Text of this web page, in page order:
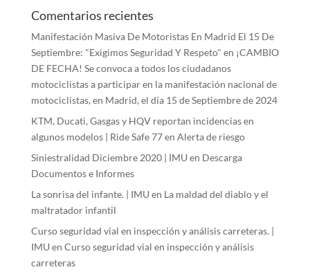
Comentarios recientes
Manifestación Masiva De Motoristas En Madrid El 15 De
Septiembre: "Exigimos Seguridad Y Respeto" en ¡CAMBIO
DE FECHA! Se convoca a todos los ciudadanos
motociclistas a participar en la manifestación nacional de
motociclistas, en Madrid, el día 15 de Septiembre de 2024
KTM, Ducati, Gasgas y HQV reportan incidencias en
algunos modelos | Ride Safe 77en Alerta de riesgo
Siniestralidad Diciembre 2020 | IMU en Descarga
Documentos e Informes
La sonrisa del infante. | IMU en La maldad del diablo y el
maltratador infantil
Curso seguridad vial en inspección y análisis carreteras. |
IMU en Curso seguridad vial en inspección y análisis
carreteras